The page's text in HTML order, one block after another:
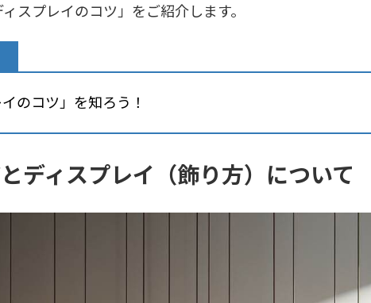
ィスプレイのコツ」をご紹介します。
イのコツ」を知ろう ！
ディスプレイ（飾り方）について